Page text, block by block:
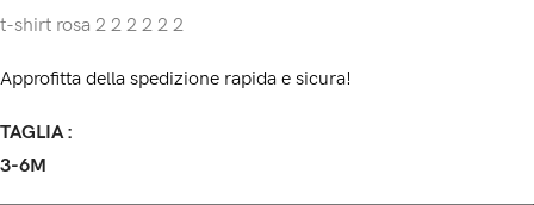
t-shirt rosa 2 2 2 2 2 2
Approfitta della spedizione rapida e sicura!
TAGLIA
3-6M